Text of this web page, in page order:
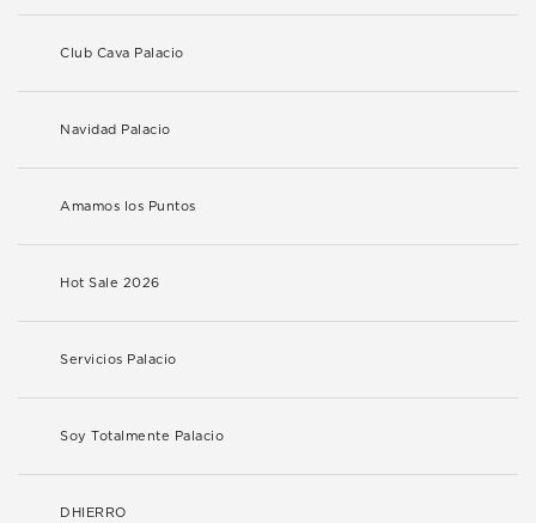
Club Cava Palacio
Navidad Palacio
Amamos los Puntos
Hot Sale 2026
Servicios Palacio
Soy Totalmente Palacio
DHIERRO